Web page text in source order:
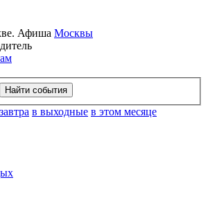
Афиша Москвы
завтра в выходные в этом месяце